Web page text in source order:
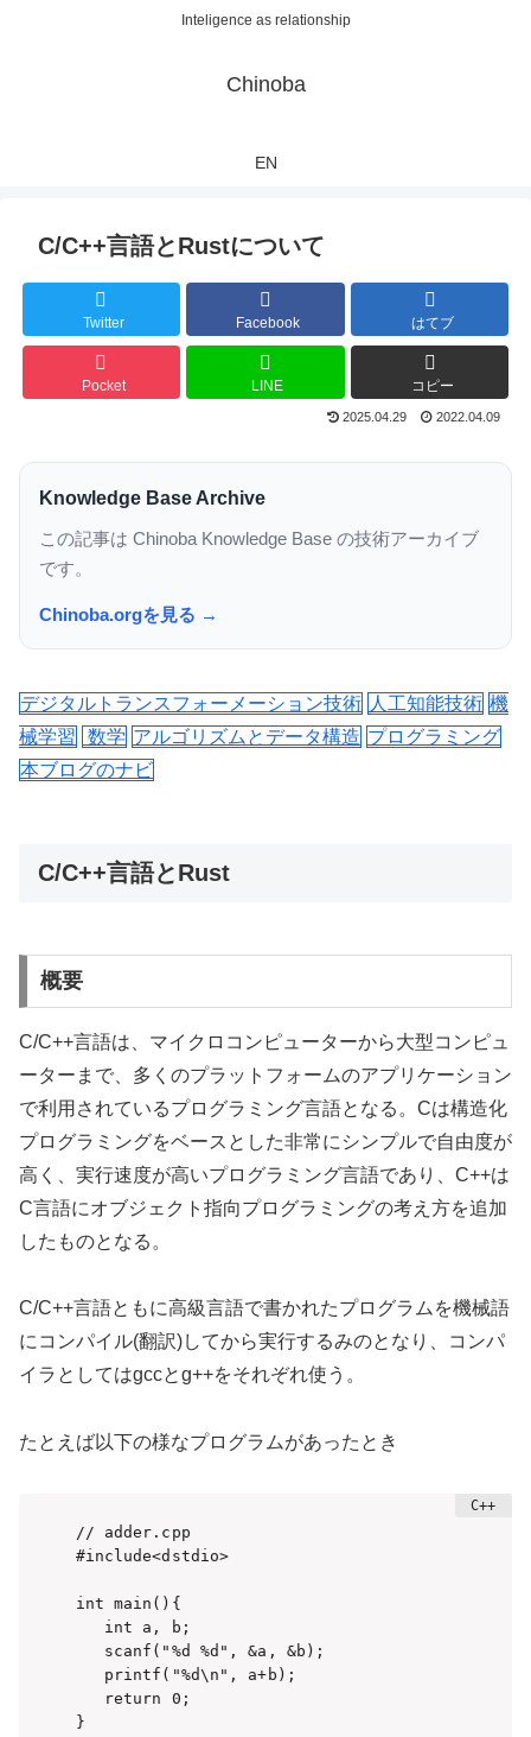
Inteligence as relationship
Chinoba
EN
C/C++言語とRustについて
Twitter Facebook はてブ
Pocket LINE コピー
2025.04.29 2022.04.09
Knowledge Base Archive
この記事は Chinoba Knowledge Base の技術アーカイブ
です。
Chinoba.orgを見る →
デジタルトランスフォーメーション技術 人工知能技術 機
械学習
数学 アルゴリズムとデータ構造 プログラミング
本ブログのナビ
C/C++言語とRust
概要
C/C++言語は、マイクロコンピューターから大型コンピュ
ーターまで、多くのプラットフォームのアプリケーション
で利用されているプログラミング言語となる。Cは構造化
プログラミングをベースとした非常にシンプルで自由度が
高く、実行速度が高いプログラミング言語であり、C++は
C言語にオブジェクト指向プログラミングの考え方を追加
したものとなる。
C/C++言語ともに高級言語で書かれたプログラムを機械語
にコンパイル(翻訳)してから実行するみのとなり、コンパ
イラとしてはgccとg++をそれぞれ使う。
たとえば以下の様なプログラムがあったとき
// adder.cpp
#include<dstdio>
int main(){
   int a, b;
   scanf("%d %d", &a, &b);
   printf("%d\n", a+b);
   return 0;
}